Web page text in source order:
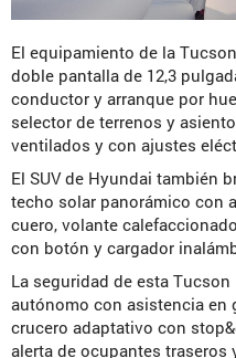
El equipamiento de la
doble pantalla de 12,3
conductor y arranque por
selector de terrenos y
ventilados y con ajustes
El SUV de Hyundai también
techo solar panorámico con
cuero, volante
con botón y cargador
La seguridad de esta
autónomo con asistencia en
crucero adaptativo con
alerta de ocupantes